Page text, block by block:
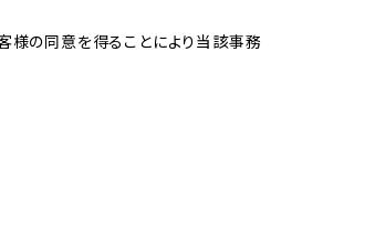
様の同意を得ることにより当該事務